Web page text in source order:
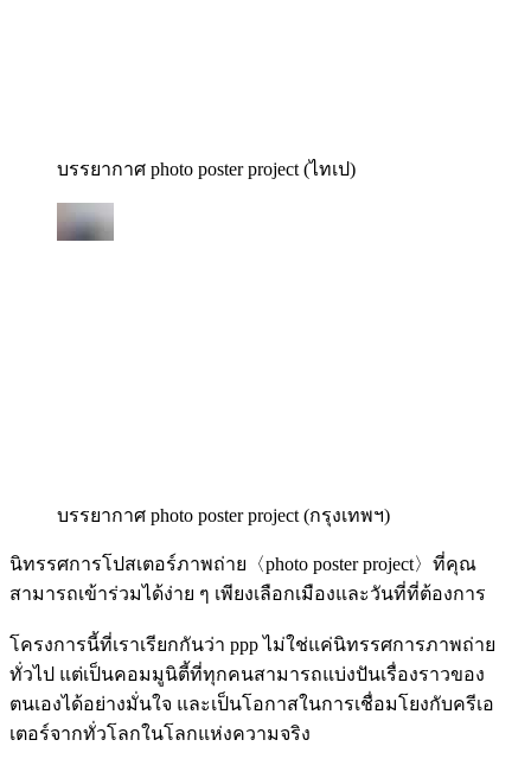
บรรยากาศ photo poster project (ไทเป)
บรรยากาศ photo poster project (กรุงเทพฯ)
นิทรรศการโปสเตอร์ภาพถ่าย〈photo poster project〉ที่คุณ
สามารถเข้าร่วมได้ง่าย ๆ เพียงเลือกเมืองและวันที่ที่ต้องการ
โครงการนี้ที่เราเรียกกันว่า ppp ไม่ใช่แค่นิทรรศการภาพถ่าย
ทั่วไป แต่เป็นคอมมูนิตี้ที่ทุกคนสามารถแบ่งปันเรื่องราวของ
ตนเองได้อย่างมั่นใจ และเป็นโอกาสในการเชื่อมโยงกับครีเอ
เตอร์จากทั่วโลกในโลกแห่งความจริง